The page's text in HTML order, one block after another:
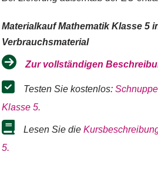
Materialkauf Mathematik Klasse 5
Verbrauchsmaterial
Zur vollständigen
Testen Sie kostenlos:
Klasse 5.
Lesen Sie die
5.